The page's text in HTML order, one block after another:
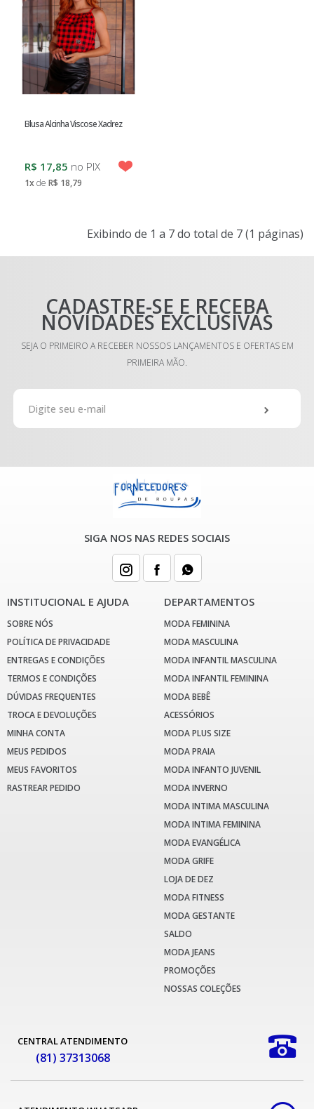
MODA
GRIFE
LOJA
DE
FITNESS
JEANS
COLEÇÕES
WhatsApp
uma
mensagem
Blusa Alcinha Viscose Xadrez
R$ 17,85 no PIX
1xde R$ 18,79
Exibindo de 1 a 7 do total de 7 (1 páginas)
CADASTRE-SE E RECEBA
NOVIDADES EXCLUSIVAS
SEJA O PRIMEIRO A RECEBER NOSSOS LANÇAMENTOS E OFERTAS EM
PRIMEIRA MÃO.
SIGA NOS NAS REDES SOCIAIS
INSTITUCIONAL E AJUDA
SOBRE NÓS
POLÍTICA DE PRIVACIDADE
ENTREGAS E CONDIÇÕES
TERMOS E CONDIÇÕES
DÚVIDAS FREQUENTES
TROCA E DEVOLUÇÕES
MINHA CONTA
MEUS PEDIDOS
MEUS FAVORITOS
RASTREAR PEDIDO
DEPARTAMENTOS
MODA FEMININA
MODA MASCULINA
MODA INFANTIL MASCULINA
MODA INFANTIL FEMININA
MODA BEBÊ
ACESSÓRIOS
MODA PLUS SIZE
MODA PRAIA
MODA INFANTO JUVENIL
MODA INVERNO
MODA INTIMA MASCULINA
MODA INTIMA FEMININA
MODA EVANGÉLICA
MODA GRIFE
LOJA DE DEZ
MODA FITNESS
MODA GESTANTE
SALDO
MODA JEANS
PROMOÇÕES
NOSSAS COLEÇÕES
CENTRAL ATENDIMENTO
(81) 37313068